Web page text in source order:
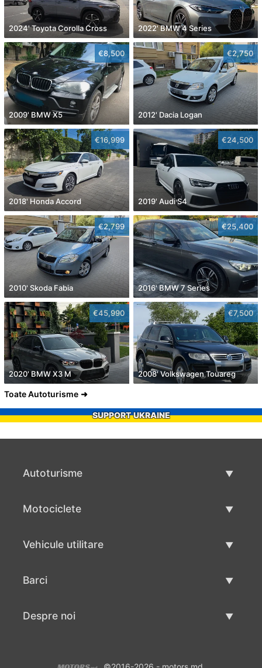
2024' Toyota Corolla Cross 2022' BMW 4 Series
€8,500
2009' BMW X5
€2,750
2012' Dacia Logan
€16,999
2018' Honda Accord
€24,500
2019' Audi S4
€2,799
2010' Skoda Fabia
€25,400
2016' BMW 7 Series
€45,990
2020' BMW X3 M
€7,500
2008' Volkswagen Touareg
Toate Autoturisme
SUPPORT UKRAINE
Autoturisme
Motociclete
Vehicule utilitare
Barci
Despre noi